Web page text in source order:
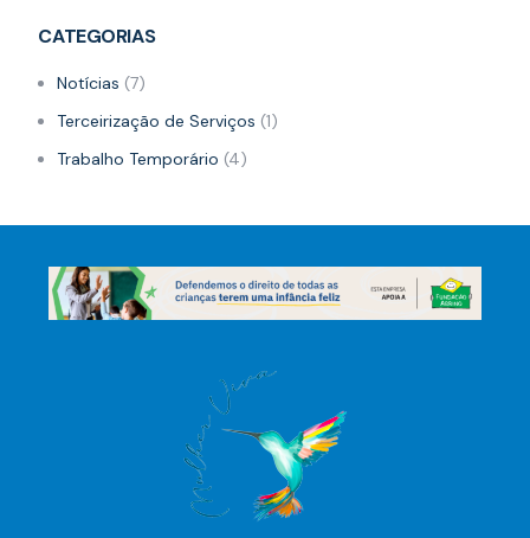
CATEGORIAS
Notícias (7)
Terceirização de Serviços (1)
Trabalho Temporário (4)